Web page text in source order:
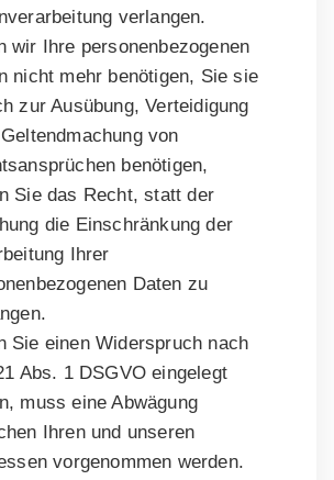
verlangen.
wir Ihre personenbezogenen
nicht mehr benötigen, Sie sie
zur Ausübung, Verteidigung
von
benötigen,
Sie das Recht, statt der
die Einschränkung der
Ihrer
Daten zu
Sie einen Widerspruch nach
Abs. 1 DSGVO eingelegt
muss eine Abwägung
Ihren und unseren
vorgenommen werden.